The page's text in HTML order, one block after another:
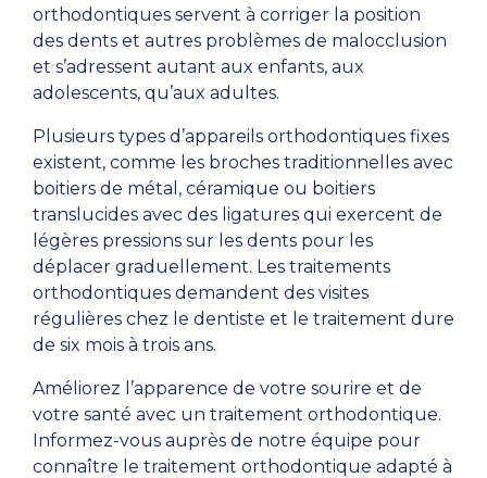
orthodontiques servent à corriger la position
des dents et autres problèmes de malocclusion
et s’adressent autant aux enfants, aux
adolescents, qu’aux adultes.
Plusieurs types d’appareils orthodontiques fixes
existent, comme les broches traditionnelles avec
boitiers de métal, céramique ou boitiers
translucides avec des ligatures qui exercent de
légères pressions sur les dents pour les
déplacer graduellement. Les traitements
orthodontiques demandent des visites
régulières chez le dentiste et le traitement dure
de six mois à trois ans.
Améliorez l’apparence de votre sourire et de
votre santé avec un traitement orthodontique.
Informez-vous auprès de notre équipe pour
connaître le traitement orthodontique adapté à